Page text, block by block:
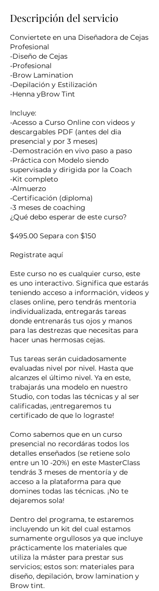
Descripción del servicio
Conviertete en una Diseñadora de Cejas
Profesional
-Diseño de Cejas
-Profesional
-Brow Lamination
-Depilación y Estilización
-Henna yBrow Tint
Incluye:
-Acesso a Curso Online con videos y
descargables PDF (antes del dia
presencial y por 3 meses)
-Demostración en vivo paso a paso
-Práctica con Modelo siendo
supervisada y dirigida por la Coach
-Kit completo
-Almuerzo
-Certificación (diploma)
-3 meses de coaching
¿Qué debo esperar de este curso?
$495.00 Separa con $150
Registrate aquí
Este curso no es cualquier curso, este
es uno interactivo. Significa que estarás
teniendo acceso a información, videos y
clases online, pero tendrás mentoria
individualizada, entregarás tareas
donde entrenarás tus ojos y manos
para las destrezas que necesitas para
hacer unas hermosas cejas.​
Tus tareas serán cuidadosamente
evaluadas nivel por nivel. Hasta que
alcanzes el último nivel. Ya en este,
trabajarás una modelo en nuestro
Studio, con todas las técnicas y al ser
calificadas, ¡entregaremos tu
certificado de que lo lograste!
Como sabemos que en un curso
presencial no recordáras todos los
detalles enseñados (se retiene solo
entre un 10 -20%) en este MasterClass
tendrás 3 meses de mentoría y de
acceso a la plataforma para que
domines todas las técnicas. ¡No te
dejaremos sola!
Dentro del programa, te estaremos
incluyendo un kit del cual estamos
sumamente orgullosos ya que incluye
prácticamente los materiales que
utiliza la máster para prestar sus
servicios; estos son: materiales para
diseño, depilación, brow lamination y
Brow tint.